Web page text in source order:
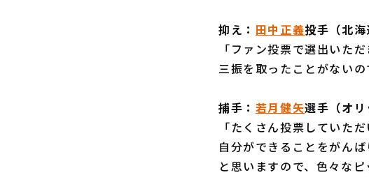
抑え： 田中正義投手（北
「ファン投票で選出いた
三振を取ったことがない
捕手： 若月健矢選手（オ
「たくさん投票していた
自分ができることをがん
と思いますので、色々な